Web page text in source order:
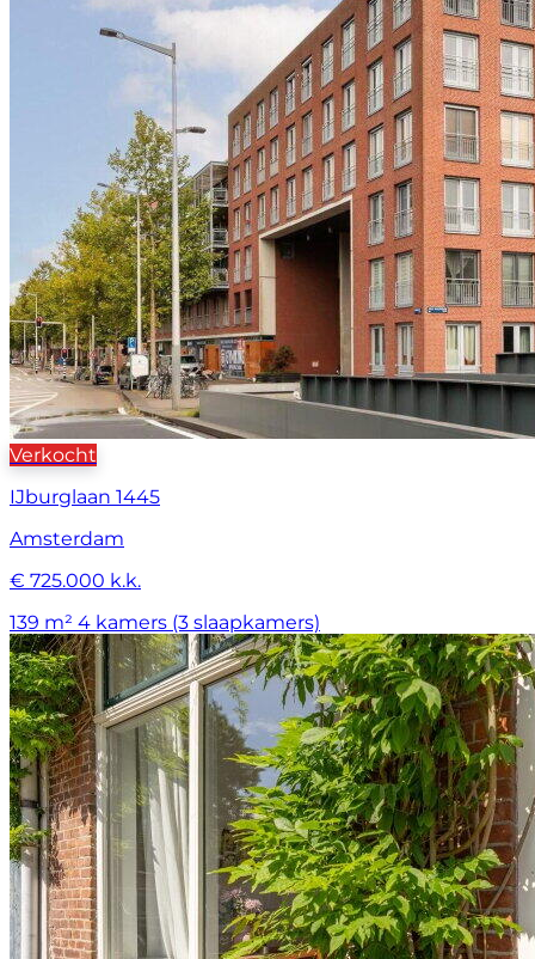
Verkocht
IJburglaan 1445
Amsterdam
€ 725.000 k.k.
139 m² 4 kamers (3 slaapkamers)